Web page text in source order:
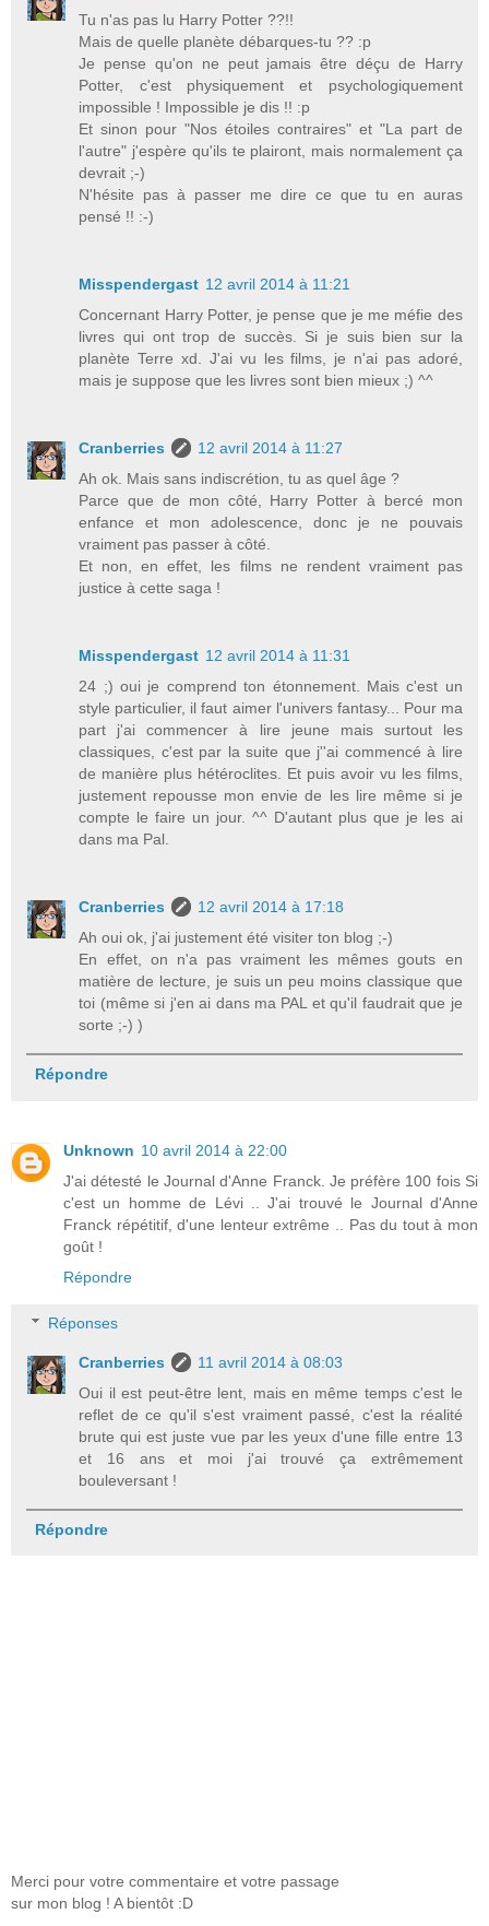
Tu n'as pas lu Harry Potter ??!!
Mais de quelle planète débarques-tu ?? :p
Je pense qu'on ne peut jamais être déçu de Harry
Potter, c'est physiquement et psychologiquement
impossible ! Impossible je dis !! :p
Et sinon pour "Nos étoiles contraires" et "La part de
l'autre" j'espère qu'ils te plairont, mais normalement ça
devrait ;-)
N'hésite pas à passer me dire ce que tu en auras
pensé !! :-)
Misspendergast 12 avril 2014 à 11:21
Concernant Harry Potter, je pense que je me méfie des
livres qui ont trop de succès. Si je suis bien sur la
planète Terre xd. J'ai vu les films, je n'ai pas adoré,
mais je suppose que les livres sont bien mieux ;) ^^
Cranberries
12 avril 2014 à 11:27
Ah ok. Mais sans indiscrétion, tu as quel âge ?
Parce que de mon côté, Harry Potter à bercé mon
enfance et mon adolescence, donc je ne pouvais
vraiment pas passer à côté.
Et non, en effet, les films ne rendent vraiment pas
justice à cette saga !
Misspendergast 12 avril 2014 à 11:31
24 ;) oui je comprend ton étonnement. Mais c'est un
style particulier, il faut aimer l'univers fantasy... Pour ma
part j'ai commencer à lire jeune mais surtout les
classiques, c'est par la suite que j''ai commencé à lire
de manière plus hétéroclites. Et puis avoir vu les films,
justement repousse mon envie de les lire même si je
compte le faire un jour. ^^ D'autant plus que je les ai
dans ma Pal.
Cranberries
12 avril 2014 à 17:18
Ah oui ok, j'ai justement été visiter ton blog ;-)
En effet, on n'a pas vraiment les mêmes gouts en
matière de lecture, je suis un peu moins classique que
toi (même si j'en ai dans ma PAL et qu'il faudrait que je
sorte ;-) )
Répondre
Unknown 10 avril 2014 à 22:00
J'ai détesté le Journal d'Anne Franck. Je préfère 100 fois Si
c'est un homme de Lévi .. J'ai trouvé le Journal d'Anne
Franck répétitif, d'une lenteur extrême .. Pas du tout à mon
goût !
Répondre
Réponses
Cranberries
11 avril 2014 à 08:03
Oui il est peut-être lent, mais en même temps c'est le
reflet de ce qu'il s'est vraiment passé, c'est la réalité
brute qui est juste vue par les yeux d'une fille entre 13
et 16 ans et moi j'ai trouvé ça extrêmement
bouleversant !
Répondre
Merci pour votre commentaire et votre passage
sur mon blog ! A bientôt :D